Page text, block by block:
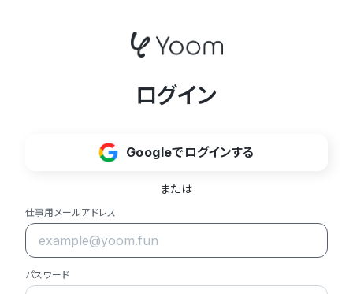
ログイン
Googleでログインする
または
仕事用メールアドレス
パスワード